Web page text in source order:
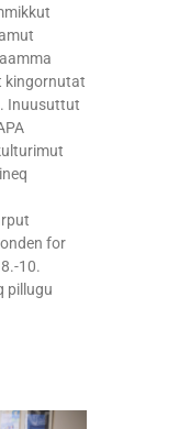
kingornutat
Inuusuttut
for
10.
pillugu